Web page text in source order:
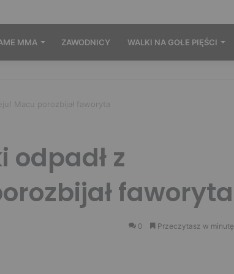
MMA ZAWODNICY WALKI NA GOŁE PIĘŚCI
Macu porozbijał faworyta
odpadł z
faworyta
0 Przeczytasz w minutę